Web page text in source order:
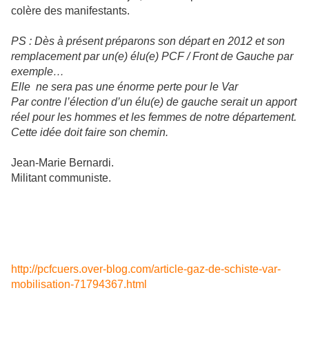
colère des manifestants.
PS : Dès à présent préparons son départ en 2012 et son
remplacement par un(e) élu(e) PCF / Front de Gauche par
exemple…
Elle ne sera pas une énorme perte pour le Var
Par contre l’élection d’un élu(e) de gauche serait un apport
réel pour les hommes et les femmes de notre département.
Cette idée doit faire son chemin.
Jean-Marie Bernardi.
Militant communiste.
http://pcfcuers.over-blog.com/article-gaz-de-schiste-var-
mobilisation-71794367.html